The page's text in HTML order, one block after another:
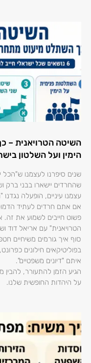
השיטה הטרויאנית –
הימין ועל השלטון
שנים סיפרנו לעצמנו
שהחרדים יישארו בבני ברק
עצמנו עיניים, הופעלה
אם אתם חרדים לעתיד
פשוט חייבים לשמוע את
הטרויאנית" עם אריאל דוד
סוף איך גורמים משיחיים
בפוליטיקאים חילונים
איתם "דיונים משפטיים".
הגיע הזמן להתעורר, להבין
על היהדות החופשית שלנו.